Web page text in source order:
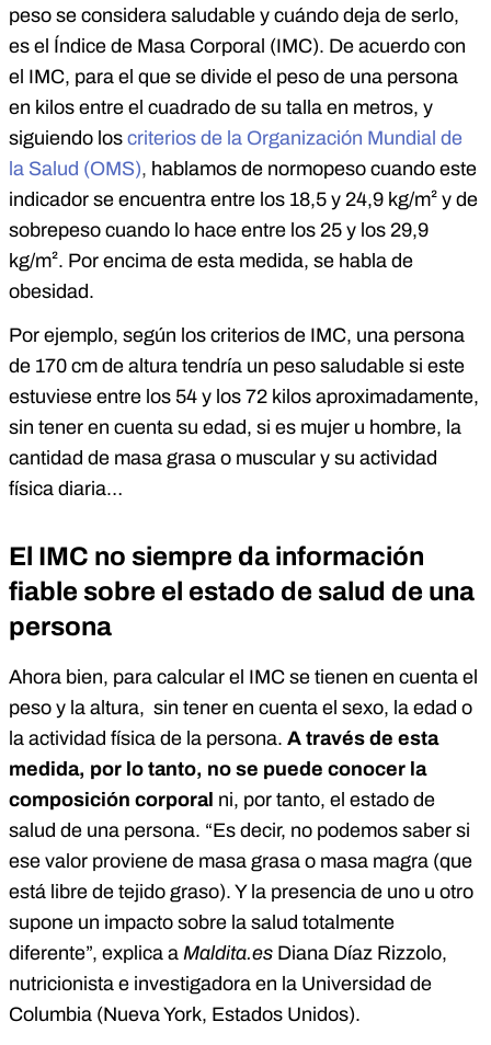
peso se considera saludable y cuándo deja de serlo,
es el Índice de Masa Corporal (IMC). De acuerdo con
el IMC, para el que se divide el peso de una persona
en kilos entre el cuadrado de su talla en metros, y
siguiendo los criterios de la Organización Mundial de
la Salud (OMS), hablamos de normopeso cuando este
indicador se encuentra entre los 18,5 y 24,9 kg/m² y de
sobrepeso cuando lo hace entre los 25 y los 29,9
kg/m². Por encima de esta medida, se habla de
obesidad.
Por ejemplo, según los criterios de IMC, una persona
de 170 cm de altura tendría un peso saludable si este
estuviese entre los 54 y los 72 kilos aproximadamente,
sin tener en cuenta su edad, si es mujer u hombre, la
cantidad de masa grasa o muscular y su actividad
física diaria…
El IMC no siempre da información
fiable sobre el estado de salud de una
persona
Ahora bien, para calcular el IMC se tienen en cuenta el
peso y la altura, sin tener en cuenta el sexo, la edad o
la actividad física de la persona. A través de esta
medida, por lo tanto, no se puede conocer la
composición corporal ni, por tanto, el estado de
salud de una persona. “Es decir, no podemos saber si
ese valor proviene de masa grasa o masa magra (que
está libre de tejido graso). Y la presencia de uno u otro
supone un impacto sobre la salud totalmente
diferente”, explica a Maldita.es Diana Díaz Rizzolo,
nutricionista e investigadora en la Universidad de
Columbia (Nueva York, Estados Unidos).